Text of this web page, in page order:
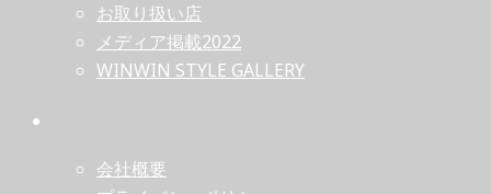
お取り扱い店
メディア掲載2022
WINWIN STYLE GALLERY
会社概要